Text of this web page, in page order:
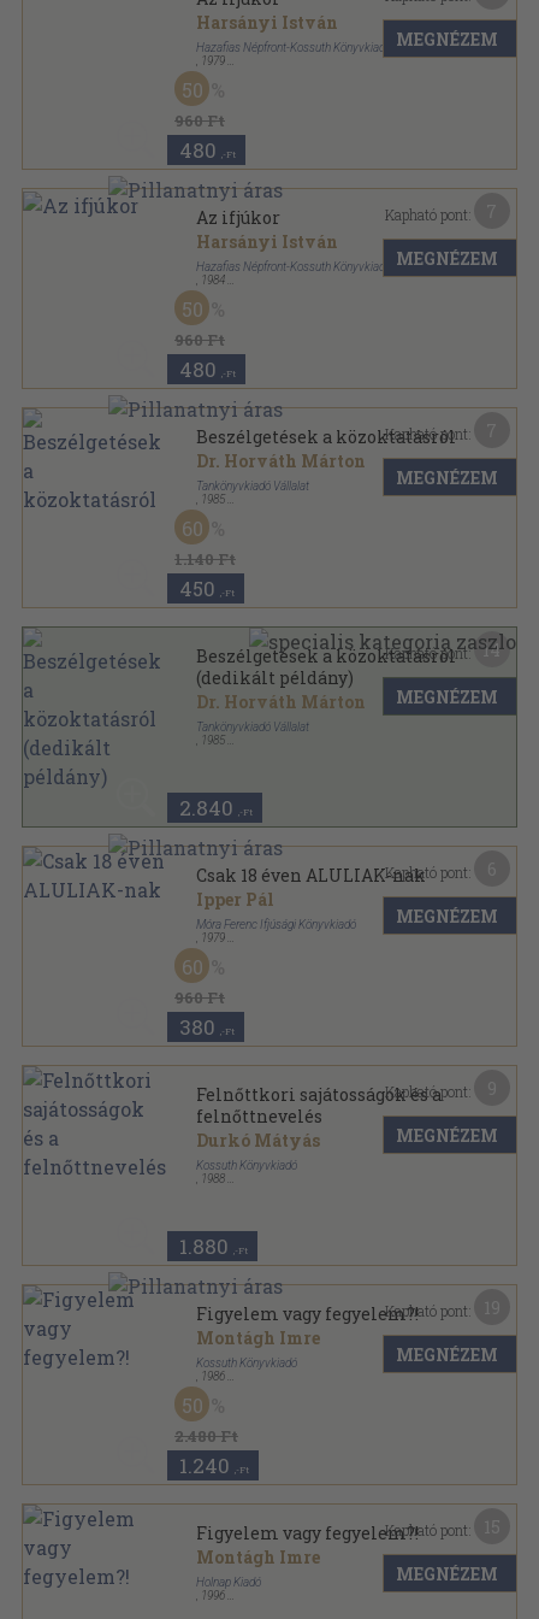
Harsányi István
Hazafias Népfront-Kossuth Könyvkiadó
1979
Ragasztott papírkötés
Szülőknek-nevelésről sorozat
960 Ft
50
480 ,-Ft
MEGNÉZEM
Az ifjúkor
Harsányi István
Hazafias Népfront-Kossuth Könyvkiadó
1984
Ragasztott papírkötés
Szülőknek-nevelésről sorozat
960 Ft
50
480 ,-Ft
Kapható pont:
MEGNÉZEM
Beszélgetések a közoktatásról
Dr. Horváth Márton
Tankönyvkiadó Vállalat
1985
Ragasztott papírkötés
Korszerű nevelés sorozat
1.140 Ft
60
450 ,-Ft
Kapható pont:
MEGNÉZEM
Beszélgetések a közoktatásról
(dedikált példány)
Dr. Horváth Márton
Tankönyvkiadó Vállalat
1985
2.840 ,-Ft
Kapható pont: 14
MEGNÉZEM
Csak 18 éven ALULIAK-nak
Ipper Pál
Móra Ferenc Ifjúsági Könyvkiadó
1979
Ragasztott papírkötés
Iránytű sorozat
960 Ft
60
380 ,-Ft
Kapható pont:
MEGNÉZEM
Felnőttkori sajátosságok és a
felnőttnevelés
Durkó Mátyás
Kossuth Könyvkiadó
1988
1.880 ,-Ft
Kapható pont:
MEGNÉZEM
Figyelem vagy fegyelem?!
Montágh Imre
Kossuth Könyvkiadó
1986
Ragasztott papírkötés
2.480 Ft
50
1.240 ,-Ft
Kapható pont:
MEGNÉZEM
Figyelem vagy fegyelem?!
Montágh Imre
Holnap Kiadó
1996
Kapható pont:
MEGNÉZEM